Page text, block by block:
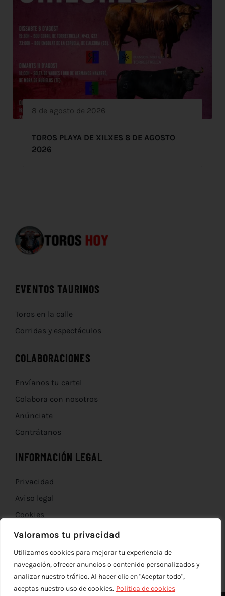
Valoramos tu privacidad
Utilizamos cookies para mejorar tu experiencia de
navegación, ofrecer anuncios o contenido personalizados y
analizar nuestro tráfico. Al hacer clic en "Aceptar todo",
aceptas nuestro uso de cookies. Política de cookies
8 de agosto de 2026
TOROS PLAYA DE XILXES 8 DE AGOSTO
2026
EVENTOS TAURINOS
Toros en la calle
Corridas y espectáculos
COLABORACIONES
Envíanos tu cartel
Colabora con nosotros
Anúnciate
Contrátanos
INFORMACIÓN LEGAL
Privacidad
Aviso legal
Cookies
Devoluciones